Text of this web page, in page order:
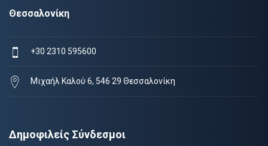
Θεσσαλονίκη
+30 2310 595600
Μιχαήλ Καλού 6, 546 29 Θεσσαλονίκη
Δημοφιλείς Σύνδεσμοι